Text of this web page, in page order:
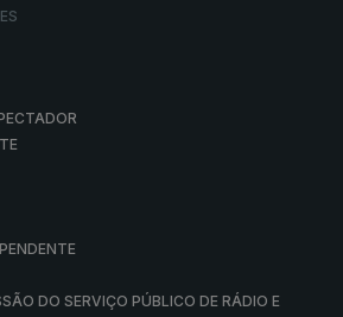
DO SERVIÇO PÚBLICO DE RÁDIO E